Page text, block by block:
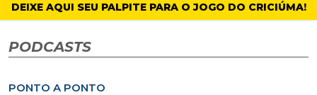
DEIXE AQUI SEU PALPITE PARA O JOGO DO CRICIÚMA!
PODCASTS
PONTO A PONTO